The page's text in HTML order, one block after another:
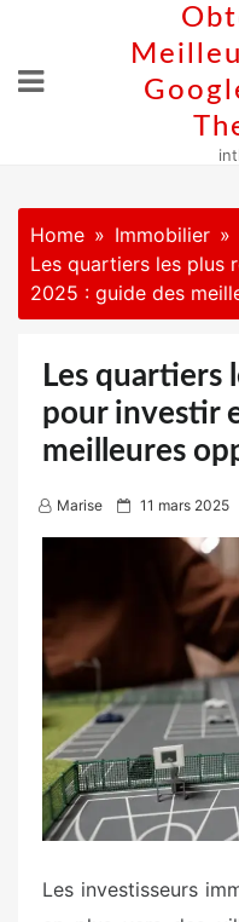
content
Home
Immobilier
Les quartiers les plus
2025 : guide des
Les quartiers
pour investir
meilleures
Marise
P
o
n
11 mars 2025
Les investisseurs